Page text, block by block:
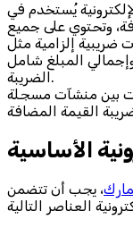
يُستخدم في
وتحتوي على جميع
ضريبية إلزامية مثل
وإجمالي المبلغ شامل
الضريبة.
بين منشآت مسجلة
الأساسية
، يجب أن تتضمن